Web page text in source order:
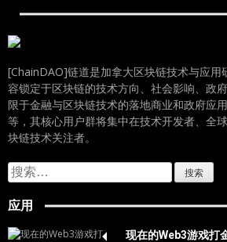
[ChainDAO]链道是加拿大区块链技术与应用
容锁定于区块链的技术方向、社会影响、政
限于金融与区块链技术的落地商业和政府应
等，其核心用户群将集中在技术开发者、全
块链技术关注者。
搜
索：
应用
现在的Web3游戏打